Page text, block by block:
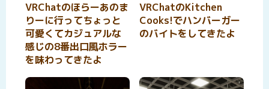
VRChatのほらーあのま
りーに行ってちょっと
可愛くてカジュアルな
感じの8番出口風ホラー
を味わってきたよ
VRChatのKitchen
Cooks!でハンバーガー
のバイトをしてきたよ